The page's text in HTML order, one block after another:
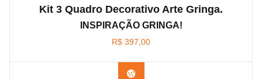
Kit 3 Quadro Decorativo Arte Gringa.
INSPIRAÇÃO GRINGA!
R$ 397,00
Confira os modelos